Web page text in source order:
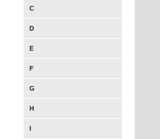
C
D
E
F
G
H
I